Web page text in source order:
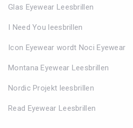
Glas Eyewear Leesbrillen
I Need You leesbrillen
Icon Eyewear wordt Noci Eyewear
Montana Eyewear Leesbrillen
Nordic Projekt leesbrillen
Read Eyewear Leesbrillen